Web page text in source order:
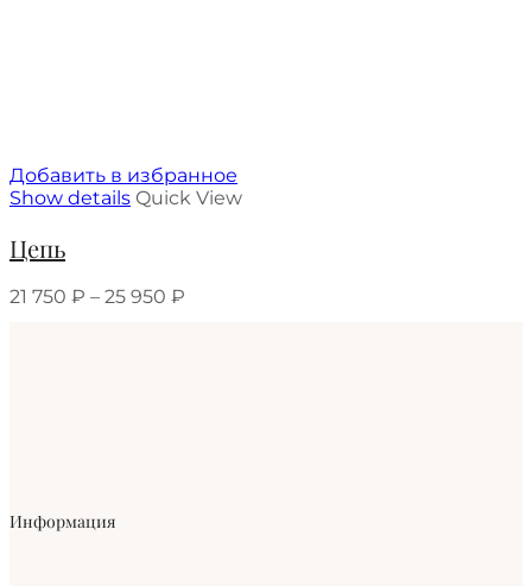
Добавить в избранное
Show details Quick View
Цепь
21 750 ₽ – 25 950 ₽
Информация